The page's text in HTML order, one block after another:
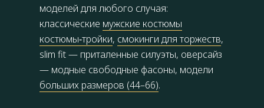
моделей для любого случая:
классические мужские костюмы
костюмы‑тройки, смокинги для торжеств,
slim fit — приталенные силуэты, оверсайз
— модные свободные фасоны, модели
больших размеров (44–66).